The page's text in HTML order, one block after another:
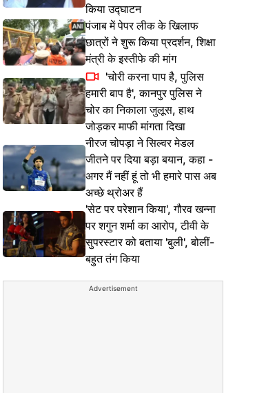
किया उद्घाटन
पंजाब में पेपर लीक के खिलाफ
छात्रों ने शुरू किया प्रदर्शन, शिक्षा
मंत्री के इस्तीफे की मांग
'चोरी करना पाप है, पुलिस
हमारी बाप है', कानपुर पुलिस ने
चोर का निकाला जुलूस, हाथ
जोड़कर माफी मांगता दिखा
नीरज चोपड़ा ने सिल्वर मेडल
जीतने पर दिया बड़ा बयान, कहा -
अगर मैं नहीं हूं तो भी हमारे पास अब
अच्छे थ्रोअर हैं
'सेट पर परेशान किया', गौरव खन्ना
पर शगुन शर्मा का आरोप, टीवी के
सुपरस्टार को बताया 'बुली', बोलीं-
बहुत तंग किया
Advertisement